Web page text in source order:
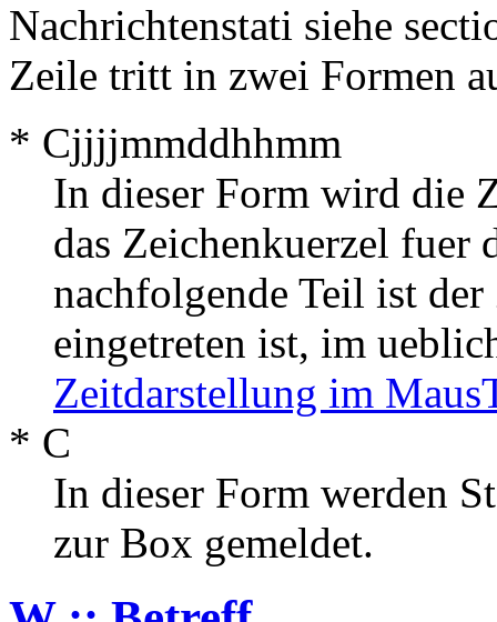
Nachrichtenstati siehe
Zeile tritt in zwei Formen
* Cjjjjmmddhhmm
In dieser Form wird die
das Zeichenkuerzel fuer
nachfolgende Teil ist
eingetreten ist, im
Zeitdarstellung im
* C
In dieser Form werden
zur Box gemeldet.